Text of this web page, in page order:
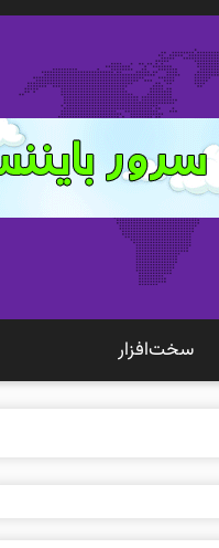
سخت‌افزار